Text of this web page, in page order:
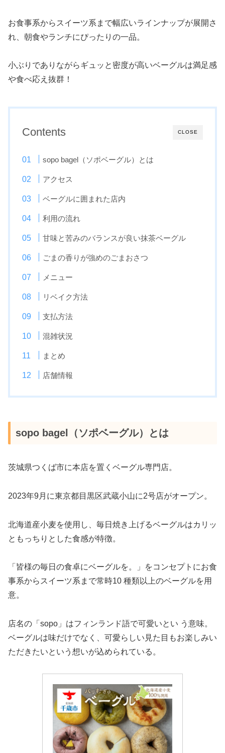
お食事系からスイーツ系まで幅広いラインナップが展開さ
れ、朝食やランチにぴったりの一品。
小ぶりでありながらギュッと密度が高いベーグルは満足感
や食べ応え抜群！
CLOSE
Contents
sopo bagel（ソポベーグル）とは
アクセス
ベーグルに囲まれた店内
利用の流れ
甘味と苦みのバランスが良い抹茶ベーグル
ごまの香りが強めのごまおさつ
メニュー
リベイク方法
支払方法
混雑状況
まとめ
店舗情報
sopo bagel（ソポベーグル）とは
茨城県つくば市に本店を置くベーグル専門店。
2023年9月に東京都目黒区武蔵小山に2号店がオープン。
北海道産小麦を使用し、毎日焼き上げるベーグルはカリッ
ともっちりとした食感が特徴。
「皆様の毎日の食卓にベーグルを。」をコンセプトにお食
事系からスイーツ系まで常時10 種類以上のベーグルを用
意。
店名の「sopo」はフィンランド語で可愛いとい う意味。
ベーグルは味だけでなく、可愛らしい見た目もお楽しみい
ただきたいという想いが込められている。